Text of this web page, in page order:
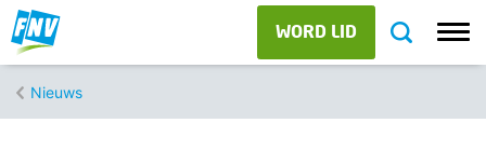
WORD LID
Nieuws